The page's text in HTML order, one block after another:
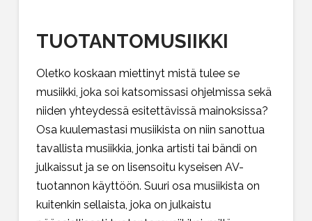
TUOTANTOMUSIIKKI
Oletko koskaan miettinyt mistä tulee se
musiikki, joka soi katsomissasi ohjelmissa sekä
niiden yhteydessä esitettävissä mainoksissa?
Osa kuulemastasi musiikista on niin sanottua
tavallista musiikkia, jonka artisti tai bändi on
julkaissut ja se on lisensoitu kyseisen AV-
tuotannon käyttöön. Suuri osa musiikista on
kuitenkin sellaista, joka on julkaistu